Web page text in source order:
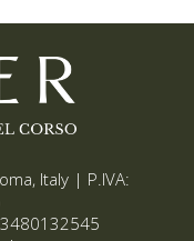
Italy | P.IVA: